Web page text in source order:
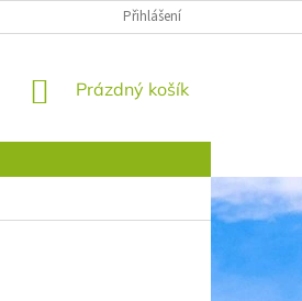
OBCHODNÍ PODMÍNKY PODMÍNKY
Přihlášení
NÁKUPNÍ
Prázdný košík